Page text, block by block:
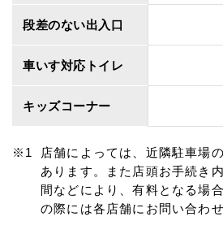
段差のない出入口
車いす対応トイレ
キッズコーナー
店舗によっては、近隣駐車場
あります。また店頭お手続き
間などにより、有料となる場
の際には各店舗にお問い合わせ